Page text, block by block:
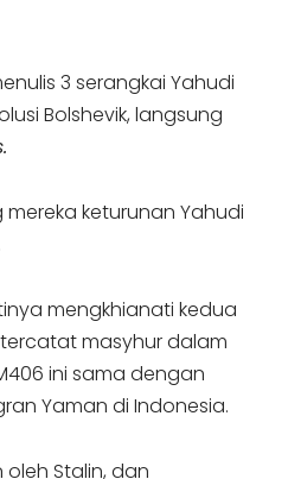
3 serangkai Yahudi
Bolshevik, langsung
keturunan Yahudi
mengkhianati kedua
masyhur dalam
ini sama dengan
Yaman di Indonesia.
oleh Stalin, dan